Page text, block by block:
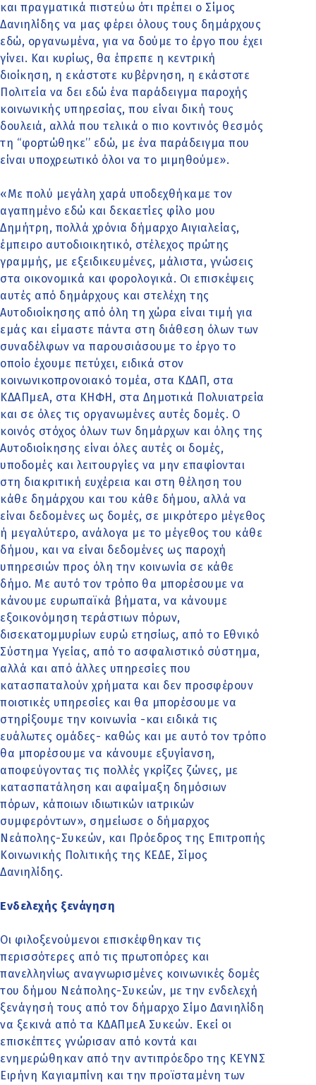
και πραγματικά πιστεύω ότι πρέπει ο Σίμος
Δανιηλίδης να μας φέρει όλους τους δημάρχους
εδώ, οργανωμένα, για να δούμε το έργο που έχει
γίνει. Και κυρίως, θα έπρεπε η κεντρική
διοίκηση, η εκάστοτε κυβέρνηση, η εκάστοτε
Πολιτεία να δει εδώ ένα παράδειγμα παροχής
κοινωνικής υπηρεσίας, που είναι δική τους
δουλειά, αλλά που τελικά ο πιο κοντινός θεσμός
τη ‘‘φορτώθηκε’’ εδώ, με ένα παράδειγμα που
είναι υποχρεωτικό όλοι να το μιμηθούμε».
«Με πολύ μεγάλη χαρά υποδεχθήκαμε τον
αγαπημένο εδώ και δεκαετίες φίλο μου
Δημήτρη, πολλά χρόνια δήμαρχο Αιγιαλείας,
έμπειρο αυτοδιοικητικό, στέλεχος πρώτης
γραμμής, με εξειδικευμένες, μάλιστα, γνώσεις
στα οικονομικά και φορολογικά. Οι επισκέψεις
αυτές από δημάρχους και στελέχη της
Αυτοδιοίκησης από όλη τη χώρα είναι τιμή για
εμάς και είμαστε πάντα στη διάθεση όλων των
συναδέλφων να παρουσιάσουμε το έργο το
οποίο έχουμε πετύχει, ειδικά στον
κοινωνικοπρονοιακό τομέα, στα ΚΔΑΠ, στα
ΚΔΑΠμεΑ, στα ΚΗΦΗ, στα Δημοτικά Πολυιατρεία
και σε όλες τις οργανωμένες αυτές δομές. Ο
κοινός στόχος όλων των δημάρχων και όλης της
Αυτοδιοίκησης είναι όλες αυτές οι δομές,
υποδομές και λειτουργίες να μην επαφίονται
στη διακριτική ευχέρεια και στη θέληση του
κάθε δημάρχου και του κάθε δήμου, αλλά να
είναι δεδομένες ως δομές, σε μικρότερο μέγεθος
ή μεγαλύτερο, ανάλογα με το μέγεθος του κάθε
δήμου, και να είναι δεδομένες ως παροχή
υπηρεσιών προς όλη την κοινωνία σε κάθε
δήμο. Με αυτό τον τρόπο θα μπορέσουμε να
κάνουμε ευρωπαϊκά βήματα, να κάνουμε
εξοικονόμηση τεράστιων πόρων,
δισεκατομμυρίων ευρώ ετησίως, από το Εθνικό
Σύστημα Υγείας, από το ασφαλιστικό σύστημα,
αλλά και από άλλες υπηρεσίες που
κατασπαταλούν χρήματα και δεν προσφέρουν
ποιοτικές υπηρεσίες και θα μπορέσουμε να
στηρίξουμε την κοινωνία -και ειδικά τις
ευάλωτες ομάδες- καθώς και με αυτό τον τρόπο
θα μπορέσουμε να κάνουμε εξυγίανση,
αποφεύγοντας τις πολλές γκρίζες ζώνες, με
κατασπατάληση και αφαίμαξη δημόσιων
πόρων, κάποιων ιδιωτικών ιατρικών
συμφερόντων», σημείωσε ο δήμαρχος
Νεάπολης-Συκεών, και Πρόεδρος της Επιτροπής
Κοινωνικής Πολιτικής της ΚΕΔΕ, Σίμος
Δανιηλίδης.
Ενδελεχής ξενάγηση
Οι φιλοξενούμενοι επισκέφθηκαν τις
περισσότερες από τις πρωτοπόρες και
πανελληνίως αναγνωρισμένες κοινωνικές δομές
του δήμου Νεάπολης-Συκεών, με την ενδελεχή
ξενάγησή τους από τον δήμαρχο Σίμο Δανιηλίδη
να ξεκινά από τα ΚΔΑΠμεΑ Συκεών. Εκεί οι
επισκέπτες γνώρισαν από κοντά και
ενημερώθηκαν από την αντιπρόεδρο της ΚΕΥΝΣ
Ειρήνη Καγιαμπίνη και την προϊσταμένη των